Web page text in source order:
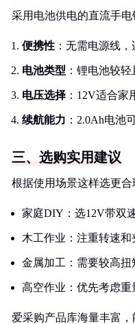
采用电池供电的直流手电
便携性 ：无需电源线
电池类型 ：锂电池较
电压选择 ：12V适合
续航能力 ：2.0Ah电池
三、选购实用建议
根据使用场景这样选更合
家庭DIY：选12V带双
木工作业：注重转速和
金属加工：需要较高扭
高空作业：优先考虑重
爱采购产品库海量丰富